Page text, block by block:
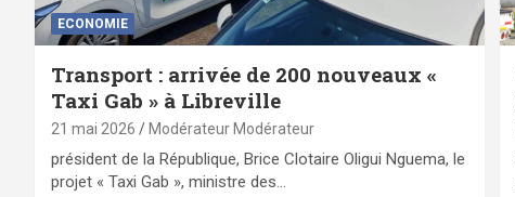
ECONOMIE
Transport : arrivée de 200 nouveaux «
Taxi Gab » à Libreville
21 mai 2026 Modérateur Modérateur
président de la République, Brice Clotaire Oligui Nguema, le
projet « Taxi Gab », ministre des…